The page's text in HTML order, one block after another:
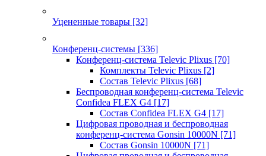
Уцененные товары [32]
Конференц-системы [336]
Конференц-система Televic Plixus [70]
Комплекты Televic Plixus [2]
Состав Televic Plixus [68]
Беспроводная конференц-система Televic
Confidea FLEX G4 [17]
Состав Confidea FLEX G4 [17]
Цифровая проводная и беспроводная
конференц-система Gonsin 10000N [71]
Состав Gonsin 10000N [71]